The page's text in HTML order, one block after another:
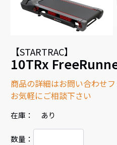
【STARTRAC】
10TRx
商品の詳細はお問い合わせ
お気軽にご相談下さい
在庫： あり
数量：